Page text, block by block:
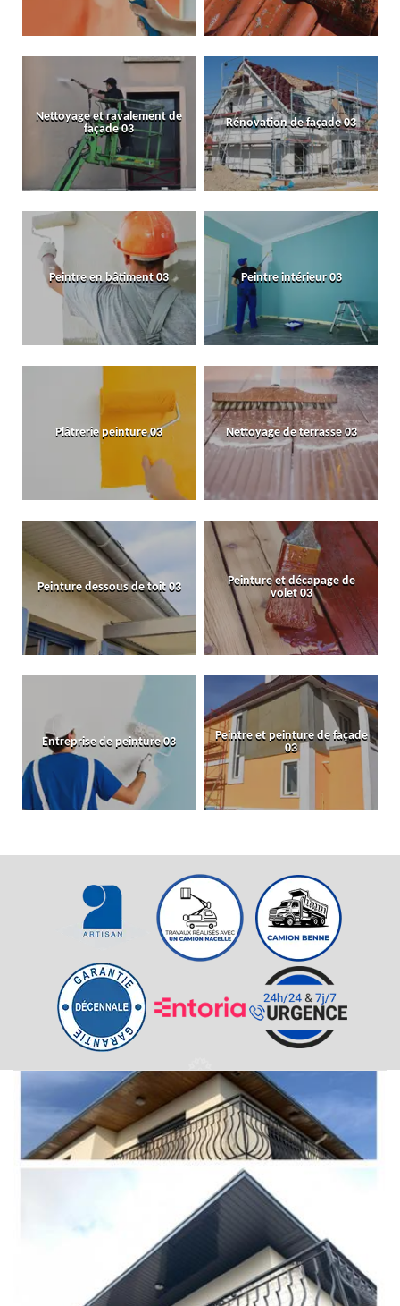
Nettoyage et ravalement de
façade 03
Rénovation de façade 03
Peintre en bâtiment 03 Peintre intérieur 03
Plâtrerie peinture 03 Nettoyage de terrasse 03
Peinture dessous de toit 03
Peinture et décapage de
volet 03
Entreprise de peinture 03
Peintre et peinture de façade
03